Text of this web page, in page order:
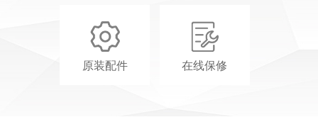
答：13年生产研发优势，业界公认水燃料氢氧机发源地，
20多项国家专利，2800平方车间厂房，欢迎实地考察
原装配件 在线保修